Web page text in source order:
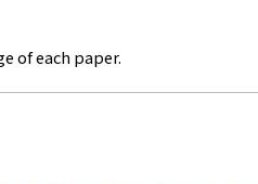
of each paper.